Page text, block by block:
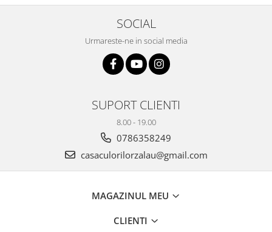
Rezerve
Cerneala Calimara, Patroane
SOCIAL
Urmareste-ne in social media
SUPORT CLIENTI
8.00 - 19.00
0786358249
casaculorilorzalau@gmail.com
MAGAZINUL MEU
CLIENTI